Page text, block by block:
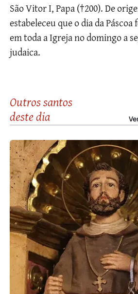
São Vitor I, Papa (†200). De
estabeleceu que o dia da Páscoa
em toda a Igreja no domingo a
judaica.
Outros santos
deste dia